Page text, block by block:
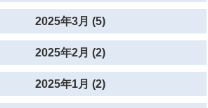
2025年3月 (5)
2025年2月 (2)
2025年1月 (2)